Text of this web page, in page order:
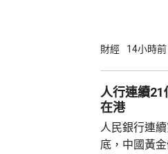
需要降決不
力整合為
實實驗和基
已...
財經 14小時前
人行連續
在港
人民銀行連
底，中國黃